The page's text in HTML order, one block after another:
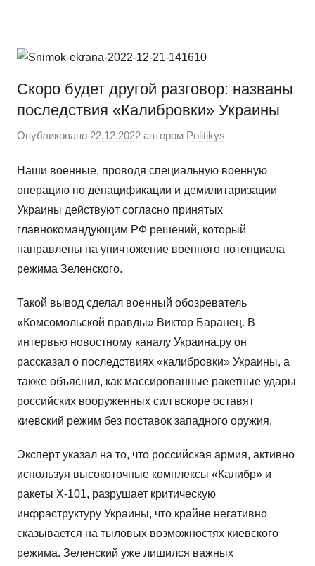
содержимому
сайт
WordPress
Скоро будет другой разговор: названы
последствия «Калибровки» Украины
Опубликовано 22.12.2022 автором Politikys
Наши военные, проводя специальную военную
операцию по денацификации и демилитаризации
Украины действуют согласно принятых
главнокомандующим РФ решений, который
направлены на уничтожение военного потенциала
режима Зеленского.
Такой вывод сделал военный обозреватель
«Комсомольской правды» Виктор Баранец. В
интервью новостному каналу Украина.ру он
рассказал о последствиях «калибровки» Украины, а
также объяснил, как массированные ракетные удары
российских вооруженных сил вскоре оставят
киевский режим без поставок западного оружия.
Эксперт указал на то, что российская армия, активно
используя высокоточные комплексы «Калибр» и
ракеты Х-101, разрушает критическую
инфраструктуру Украины, что крайне негативно
сказывается на тыловых возможностях киевского
режима. Зеленский уже лишился важных